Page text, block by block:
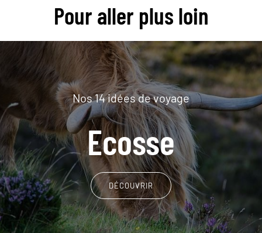
Pour aller plus loin
Nos 14 idées de voyage
Ecosse
DÉCOUVRIR